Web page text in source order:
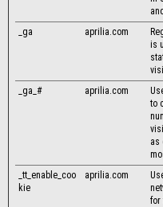
_ga
aprilia.com
is
_ga_# aprilia.com
to
as
_tt_enable_coo
kie
aprilia.com
for